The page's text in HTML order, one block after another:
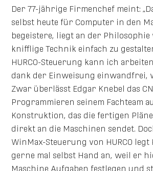
Der 77-jährige Firmenchef meint:
selbst heute für Computer in den
begeistere, liegt an der Philosophie
knifflige Technik einfach zu
HURCO-Steuerung kann ich
dank der Einweisung einwandfrei,
Zwar überlässt Edgar Knebel das
Programmieren seinem Fachteam
Konstruktion, das die fertigen
direkt an die Maschinen sendet.
WinMax-Steuerung von HURCO legt
gerne mal selbst Hand an, weil er
Maschine Aufgaben festlegen und